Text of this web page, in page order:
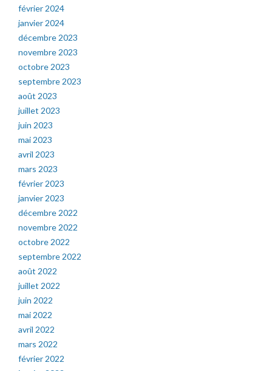
février 2024
janvier 2024
décembre 2023
novembre 2023
octobre 2023
septembre 2023
août 2023
juillet 2023
juin 2023
mai 2023
avril 2023
mars 2023
février 2023
janvier 2023
décembre 2022
novembre 2022
octobre 2022
septembre 2022
août 2022
juillet 2022
juin 2022
mai 2022
avril 2022
mars 2022
février 2022